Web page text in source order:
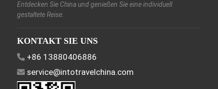
Entdecken Sie China und genießen Sie eine individuell
gestaltete Reise.
KONTAKT SIE UNS
+86 13880406886
service@intotravelchina.com